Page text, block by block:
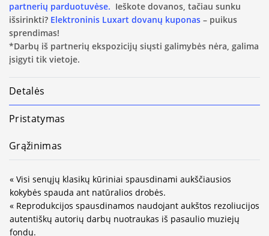
partnerių parduotuvėse. Ieškote dovanos, tačiau sunku
išsirinkti? Elektroninis Luxart dovanų kuponas – puikus
sprendimas!
*Darbų iš partnerių ekspozicijų siųsti galimybės nėra, galima
įsigyti tik vietoje.
Detalės
Pristatymas
Grąžinimas
« Visi senųjų klasikų kūriniai spausdinami aukščiausios
kokybės spauda ant natūralios drobės.
« Reprodukcijos spausdinamos naudojant aukštos rezoliucijos
autentiškų autorių darbų nuotraukas iš pasaulio muziejų
fondų.